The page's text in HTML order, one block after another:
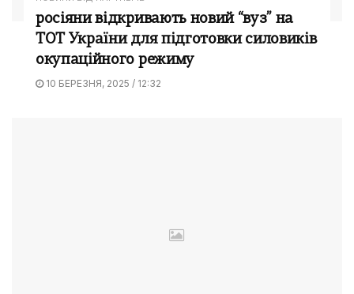
росіяни відкривають новий “вуз” на
ТОТ України для підготовки силовиків
окупаційного режиму
10 БЕРЕЗНЯ, 2025 / 12:32